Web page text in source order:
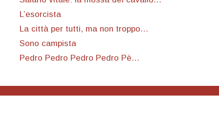
L’esorcista
La città per tutti, ma non troppo…
Sono campista
Pedro Pedro Pedro Pedro Pè…